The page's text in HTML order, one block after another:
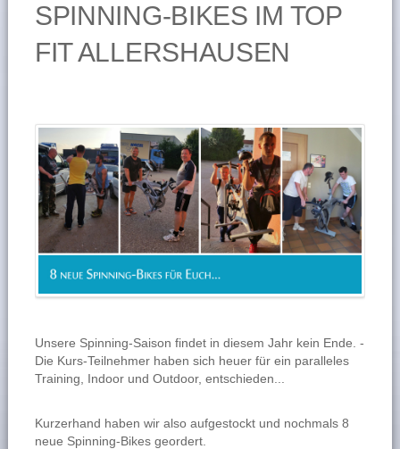
SPINNING-BIKES IM TOP
FIT ALLERSHAUSEN
Unsere Spinning-Saison findet in diesem Jahr kein Ende. -
Die Kurs-Teilnehmer haben sich heuer für ein paralleles
Training, Indoor und Outdoor, entschieden...
Kurzerhand haben wir also aufgestockt und nochmals 8
neue Spinning-Bikes geordert.